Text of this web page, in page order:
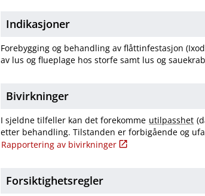
Indikasjoner
Forebygging og behandling av flåttinfestasjon
av lus og flueplage hos storfe samt lus og
Bivirkninger
I sjeldne tilfeller kan det forekomme utilpasshet
etter behandling. Tilstanden er forbigående og
Rapportering av bivirkninger
Forsiktighetsregler